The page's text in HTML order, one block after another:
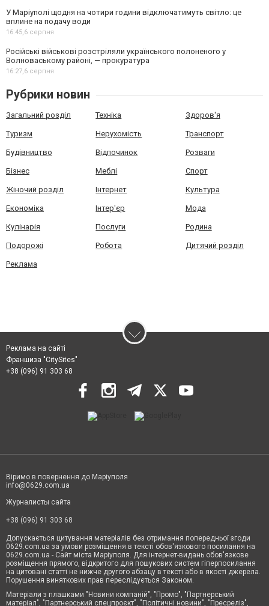
У Маріуполі щодня на чотири години відключатимуть світло: це
вплине на подачу води
16:45,6 серпня
Російські військові розстріляли українського полоненого у
Волноваському районі, — прокуратура
16:27,6 серпня
Рубрики новин
Загальний розділ Техніка Здоров'я
Туризм Нерухомість Транспорт
Будівництво Відпочинок Розваги
Бізнес Меблі Спорт
Жіночий розділ Інтернет Культура
Економіка Інтер'єр Мода
Кулінарія Послуги Родина
Подорожі Робота Дитячий розділ
Реклама
Реклама на сайті
Франшиза "CitySites"
+38 (096) 91 303 68
Віримо в повернення до Маріуполя
info@0629.com.ua
Журналисты сайта
+38 (096) 91 303 68
Допускається цитування матеріалів без отримання попередньої згоди
0629.com.ua за умови розміщення в тексті обов'язкового посилання на
0629.com.ua - Сайт міста Маріуполя. Для інтернет-видань обов'язкове
розміщення прямого, відкритого для пошукових систем гіперпосилання
на цитовані статті не нижче другого абзацу в тексті або в якості джерела.
Порушення виняткових прав переслідується Законом.
Матеріали з плашками "Новини компаній", "Промо", "Партнерський
матеріал", "Партнерський спецпроєкт", "Політичні новини", "Пресреліз",